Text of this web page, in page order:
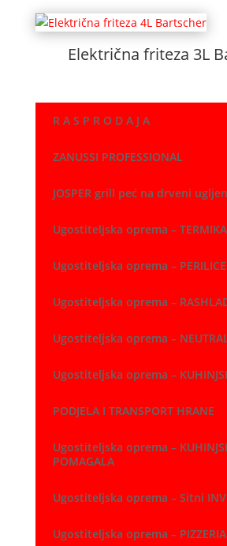
Električna friteza 3L
R A S P R O D A J A
ZANUSSI PROFESSIONAL
JOSPER grill peć na drveni ugljen
Ugostiteljska oprema – TERMIKA
Ugostiteljska oprema –
Ugostiteljska oprema –
Ugostiteljska oprema –
Ugostiteljska oprema –
PODJELA I TRANSPORT HRANE
Ugostiteljska oprema –
POMAGALA
Ugostiteljska oprema – Sitni
Ugostiteljska oprema – PIZZERIA